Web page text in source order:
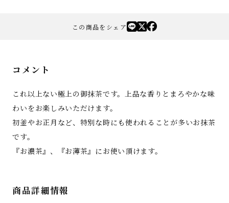
この商品をシェア
コメント
これ以上ない極上の御抹茶です。上品な香りとまろやかな味
わいをお楽しみいただけます。
初釜やお正月など、特別な時にも使われることが多いお抹茶
です。
『お濃茶』、『お薄茶』にお使い頂けます。
商品詳細情報